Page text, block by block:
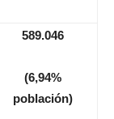
589.046
(6,94%
población)